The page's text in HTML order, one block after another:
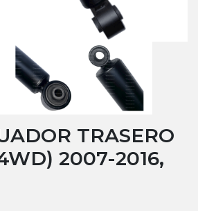
TRASERO
2007-2016,